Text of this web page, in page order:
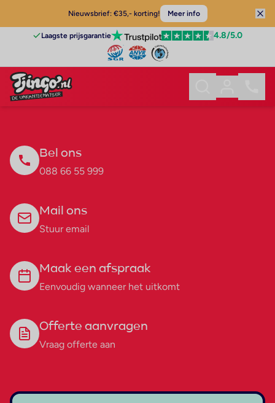
Nieuwsbrief: €35,- korting! Meer info
Laagste prijsgarantie 4.8/5.0
Bel ons
088 66 55 999
Mail ons
Stuur email
Maak een afspraak
Eenvoudig wanneer het uitkomt
Offerte aanvragen
Vraag offerte aan